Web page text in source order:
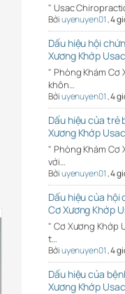
" Usac
Bởiuyenuyen01,4
Dấu hiệu hội
Xương Khớp
" Phòng Khám
khôn…
Bởiuyenuyen01,4
Dấu hiệu của trẻ
Xương Khớp
" Phòng Khám Cơ
với…
Bởiuyenuyen01,4
Dấu hiệu của hội
Cơ Xương Khớp
" Cơ Xương Khớp
t…
Bởiuyenuyen01,4
Dấu hiệu của
Xương Khớp